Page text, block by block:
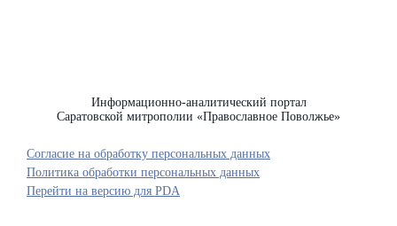
Информационно-аналитический портал
Саратовской митрополии «Православное Поволжье»
Согласие на обработку персональных данных
Политика обработки персональных данных
Перейти на версию для PDA